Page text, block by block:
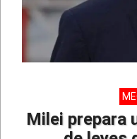
Milei prepara